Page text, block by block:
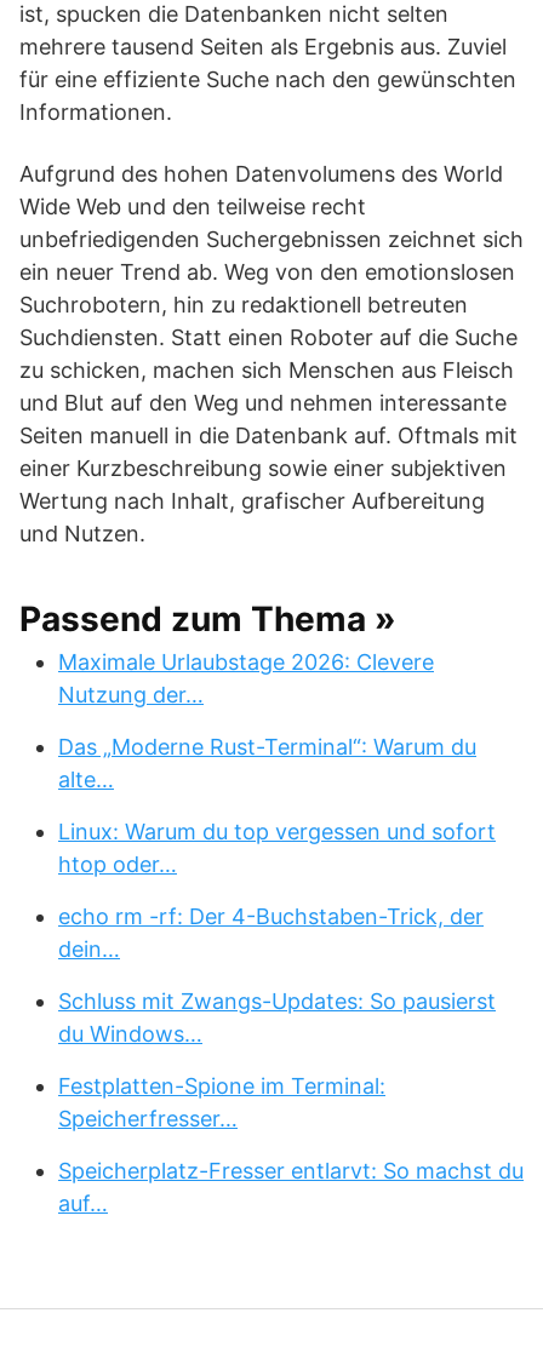
ist, spucken die Datenbanken nicht selten
mehrere tausend Seiten als Ergebnis aus. Zuviel
für eine effiziente Suche nach den gewünschten
Informationen.
Aufgrund des hohen Datenvolumens des World
Wide Web und den teilweise recht
unbefriedigenden Suchergebnissen zeichnet sich
ein neuer Trend ab. Weg von den emotionslosen
Suchrobotern, hin zu redaktionell betreuten
Suchdiensten. Statt einen Roboter auf die Suche
zu schicken, machen sich Menschen aus Fleisch
und Blut auf den Weg und nehmen interessante
Seiten manuell in die Datenbank auf. Oftmals mit
einer Kurzbeschreibung sowie einer subjektiven
Wertung nach Inhalt, grafischer Aufbereitung
und Nutzen.
Passend zum Thema »
Maximale Urlaubstage 2026: Clevere
Nutzung der…
Das „Moderne Rust-Terminal“: Warum du
alte…
Linux: Warum du top vergessen und sofort
htop oder…
echo rm -rf: Der 4-Buchstaben-Trick, der
dein…
Schluss mit Zwangs-Updates: So pausierst
du Windows…
Festplatten-Spione im Terminal:
Speicherfresser…
Speicherplatz-Fresser entlarvt: So machst du
auf…